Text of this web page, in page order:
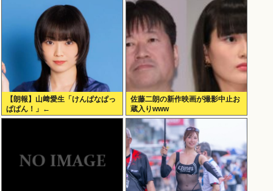
【朗報】山﨑愛生「けんぱなぱっ
ぱぱん！」←
佐藤二朗の新作映画が撮影中止お
蔵入りwww